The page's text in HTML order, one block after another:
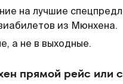
на лучшие
из Мюнхена.
а не в выходные.
прямой рейс или